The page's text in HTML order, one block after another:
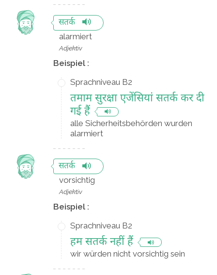
सतर्क
alarmiert
Adjektiv
Beispiel :
Sprachniveau B2
तमाम सुरक्षा एजेंसियां सतर्क कर दी
गई हैं
alle Sicherheitsbehörden wurden
alarmiert
सतर्क
vorsichtig
Adjektiv
Beispiel :
Sprachniveau B2
हम सतर्क नहीं हैं
wir würden nicht vorsichtig sein